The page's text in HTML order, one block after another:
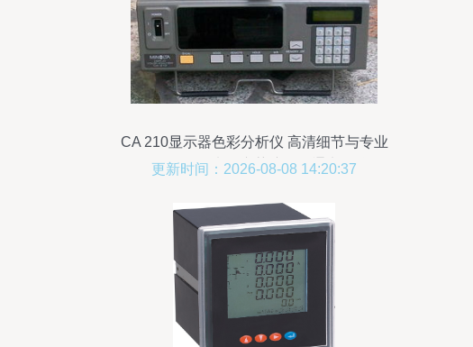
CA 210显示器色彩分析仪 高清细节与专业
测图解析——来自东莞塘厦国通电子仪器
更新时间：2026-08-08 14:20:37